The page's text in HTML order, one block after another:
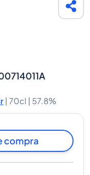
| 70cl | 57.8%
compra